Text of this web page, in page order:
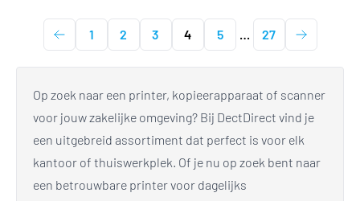
1 2 3 4 5 … 27
Op zoek naar een printer, kopieerapparaat of scanner
voor jouw zakelijke omgeving? Bij DectDirect vind je
een uitgebreid assortiment dat perfect is voor elk
kantoor of thuiswerkplek. Of je nu op zoek bent naar
een betrouwbare printer voor dagelijks